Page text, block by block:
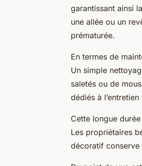
garantissant ainsi
une allée ou un
prématurée.
En termes de
Un simple
saletés ou de
dédiés à
Cette longue
Les propriétaires
décoratif conserve